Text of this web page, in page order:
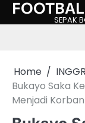
Skip
SEPAK
Home
Bukayo Saka
Menjadi